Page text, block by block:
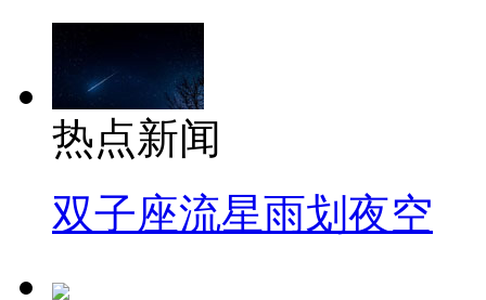
热点新闻
双子座流星雨划夜空